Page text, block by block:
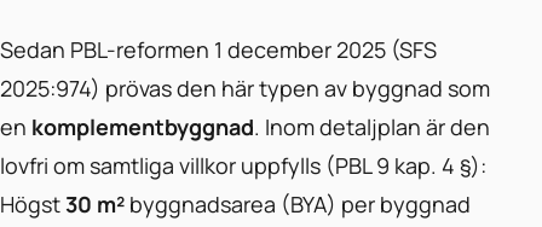
Sedan PBL-reformen 1 december 2025 (SFS
2025:974) prövas den här typen av byggnad som
en komplementbyggnad. Inom detaljplan är den
lovfri om samtliga villkor uppfylls (PBL 9 kap. 4 §):
Högst30 m² byggnadsarea (BYA) per byggnad